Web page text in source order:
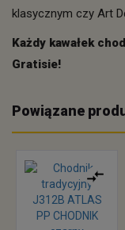
klasycznym czy Art
Każdy kawałek
Gratisie!
Powiązane